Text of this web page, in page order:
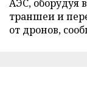
АЭС, оборудуя
траншеи и
от дронов,